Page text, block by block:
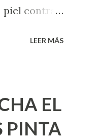
contra
mitad de
relaciones
algo
LEER MÁS
EL
PINTA